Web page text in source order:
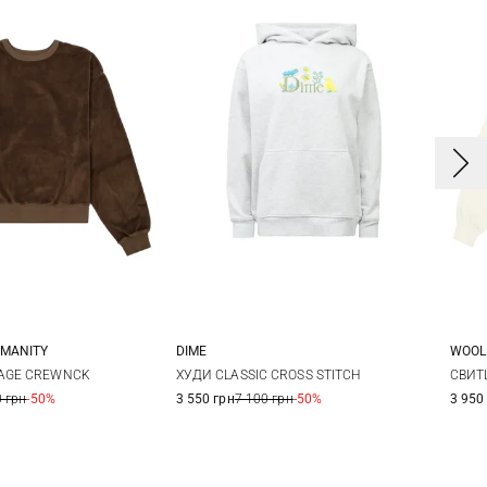
M
CREWNCK
грн-50%
XS S M
DIME
ХУДИ CLASSIC CROSS STITCH
3 550 грн7 100 грн-50%
3 950